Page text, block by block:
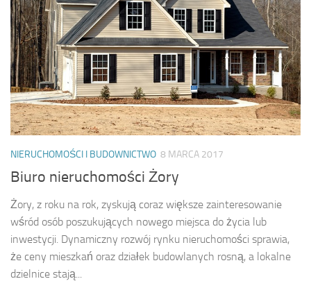
NIERUCHOMOŚCI I BUDOWNICTWO 8 MARCA 2017
Biuro nieruchomości Żory
Żory, z roku na rok, zyskują coraz większe zainteresowanie
wśród osób poszukujących nowego miejsca do życia lub
inwestycji. Dynamiczny rozwój rynku nieruchomości sprawia,
że ceny mieszkań oraz działek budowlanych rosną, a lokalne
dzielnice stają...